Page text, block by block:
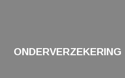
ONDERVERZEKERING